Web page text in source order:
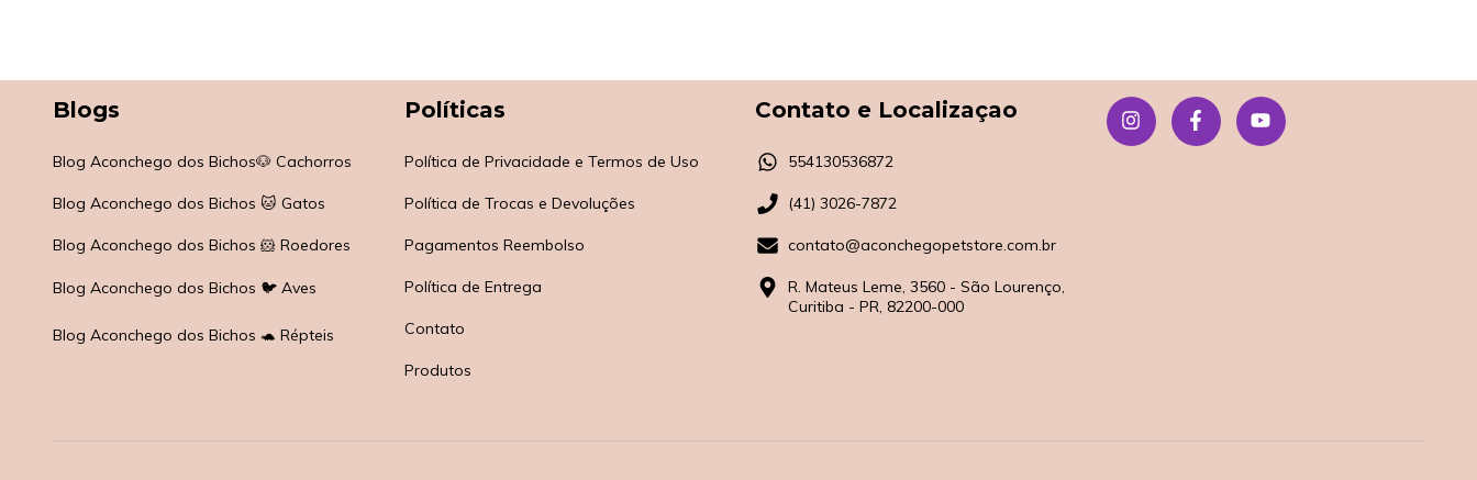
Blogs
Blog Aconchego dos Bichos🐶 Cachorros
Blog Aconchego dos Bichos 🐱 Gatos
Blog Aconchego dos Bichos 🐹 Roedores
Blog Aconchego dos Bichos 🐦 Aves
Blog Aconchego dos Bichos 🐢 Répteis
Políticas
Política de Privacidade e Termos de Uso
Política de Trocas e Devoluções
Pagamentos Reembolso
Política de Entrega
Contato
Produtos
Contato e Localizaçao
554130536872
(41) 3026-7872
contato@aconchegopetstore.com.br
R. Mateus Leme, 3560 - São Lourenço,
Curitiba - PR, 82200-000